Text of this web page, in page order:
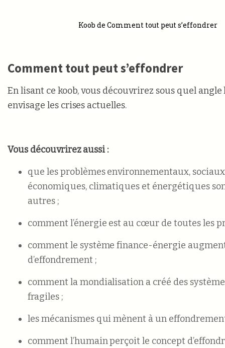
Koob de Comment tout peut s’effondrer
Comment tout peut s’effondrer
En lisant ce koob, vous découvrirez sous quel
envisage les crises actuelles.
Vous découvrirez aussi :
que les problèmes environnementaux,
économiques, climatiques et énergétiques
autres ;
comment l’énergie est au cœur de toutes les
comment le système finance-énergie
d’effondrement ;
comment la mondialisation a créé des
fragiles ;
les mécanismes qui mènent à un
comment l’humain perçoit le concept